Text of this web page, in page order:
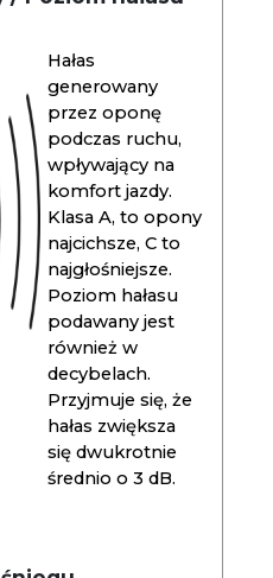
Hałas
generowany
przez oponę
podczas ruchu,
wpływający na
komfort jazdy.
Klasa A, to opony
najcichsze, C to
najgłośniejsze.
Poziom hałasu
podawany jest
również w
decybelach.
Przyjmuje się, że
hałas zwiększa
się dwukrotnie
średnio o 3 dB.